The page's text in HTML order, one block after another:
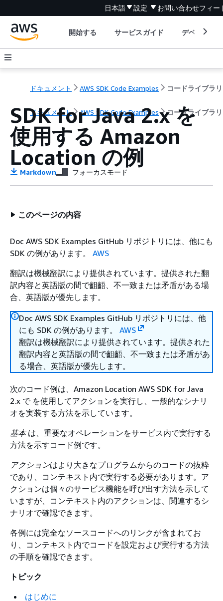
日本語 設定 お問い合わせフィー
開始する サービスガイド デベロッパ
ドキュメント AWS SDK Code Examples コードライブラリ
ドキュメント AWS SDK Code Examples コードライブラリ
SDK for Java 2.x を
使用する Amazon
Location の例
Markdown フォーカスモード
このページの内容
Doc AWS SDK Examples GitHub リポジトリには、他にも
SDK の例があります。 AWS
翻訳は機械翻訳により提供されています。提供された翻
訳内容と英語版の間で齟齬、不一致または矛盾がある場
合、英語版が優先します。
Doc AWS SDK Examples GitHub リポジトリには、他
にも SDK の例があります。 AWS
翻訳は機械翻訳により提供されています。提供された
翻訳内容と英語版の間で齟齬、不一致または矛盾があ
る場合、英語版が優先します。
次のコード例は、Amazon Location AWS SDK for Java
2.x で を使用してアクションを実行し、一般的なシナリ
オを実装する方法を示しています。
基本は、重要なオペレーションをサービス内で実行する
方法を示すコード例です。
アクションはより大きなプログラムからのコードの抜粋
であり、コンテキスト内で実行する必要があります。ア
クションは個々のサービス機能を呼び出す方法を示して
いますが、コンテキスト内のアクションは、関連するシ
ナリオで確認できます。
各例には完全なソースコードへのリンクが含まれてお
り、コンテキスト内でコードを設定および実行する方法
の手順を確認できます。
トピック
はじめに